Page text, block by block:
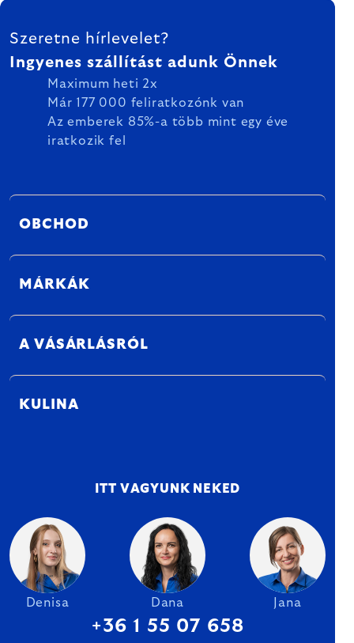
LÁBLÉC
Szeretne hírlevelet?
Ingyenes szállítást adunk Önnek
Maximum heti 2x
Már 177 000 feliratkozónk van
Az emberek 85%-a több mint egy éve
iratkozik fel
OBCHOD
MÁRKÁK
A VÁSÁRLÁSRÓL
KULINA
ITT VAGYUNK NEKED
Denisa Dana Jana
+36 1 55 07 658